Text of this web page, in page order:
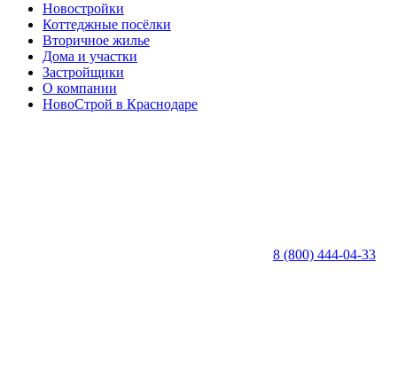
Новостройки
Коттеджные посёлки
Вторичное жилье
Дома и участки
Застройщики
О компании
НовоСтрой в Краснодаре
8 (800) 444-04-33